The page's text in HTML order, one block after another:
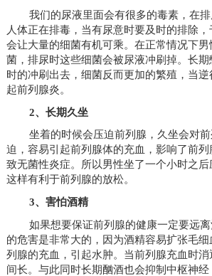
我们的尿液里面会有很多的毒素，在
人体正在排毒，当有尿意时要及时的排除
会让大量的细菌有机可乘。在正常情况下
菌，排尿时这些细菌会被尿液冲刷掉。长期
时的冲刷出去，细菌反而更加的繁殖，当
起前列腺炎。
2、长期久坐
坐着的时候会压迫前列腺，久坐会对
迫，容易引起前列腺体的充血，影响了前
致无菌性炎症。所以男性坐了一个小时之后
这样有利于前列腺的放松。
3、害怕酒精
如果想要保证前列腺的健康一定要远
的危害是非常大的，因为酒精容易扩张毛
列腺的充血，引起水肿。当前列腺充血时
间长。与此同时长期酗酒也会抑制中枢神